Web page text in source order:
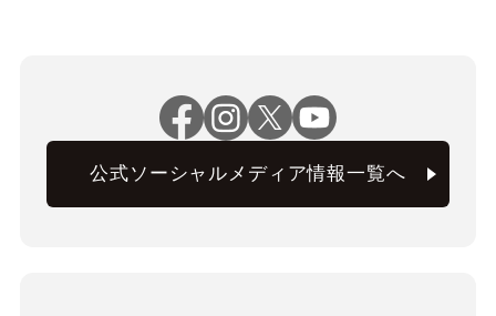
公式ソーシャルメディア情報一覧へ